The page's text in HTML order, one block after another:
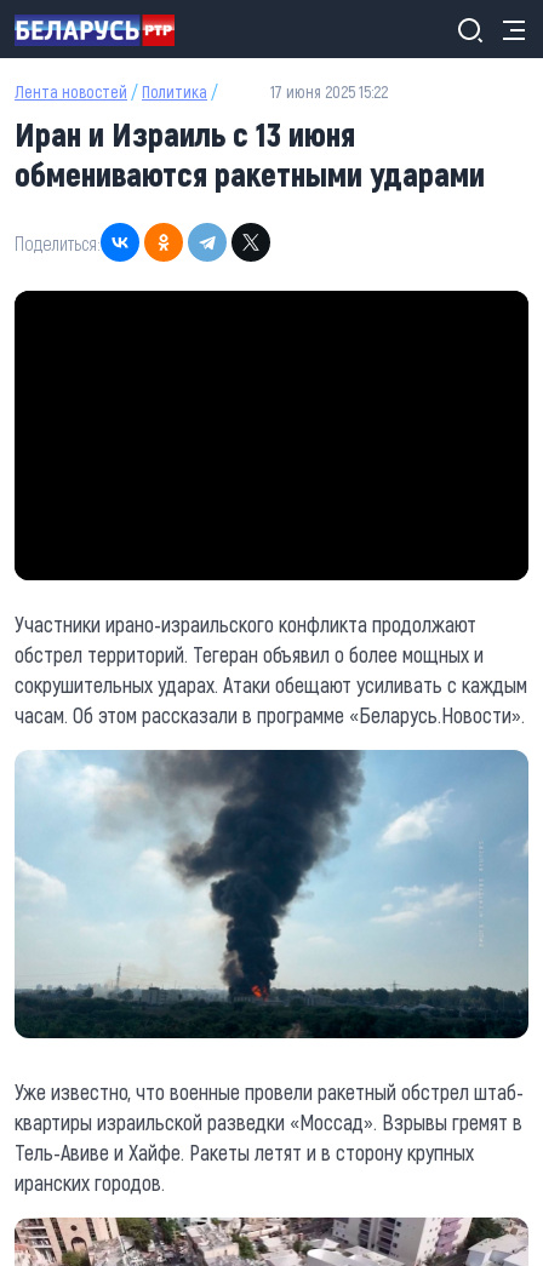
Перейти к основному содержанию
Лента новостей / Политика / 17 июня 2025 15:22
Иран и Израиль с 13 июня
обмениваются ракетными ударами
Поделиться:
Участники ирано-израильского конфликта продолжают
обстрел территорий. Тегеран объявил о более мощных и
сокрушительных ударах. Атаки обещают усиливать с каждым
часам. Об этом рассказали в программе «Беларусь.Новости».
Уже известно, что военные провели ракетный обстрел штаб-
квартиры израильской разведки «Моссад». Взрывы гремят в
Тель-Авиве и Хайфе. Ракеты летят и в сторону крупных
иранских городов.